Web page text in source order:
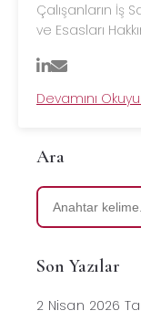
Çalışanların İş
ve Esasları
Devamını
Ara
Son Yazılar
2 Nisan 2026